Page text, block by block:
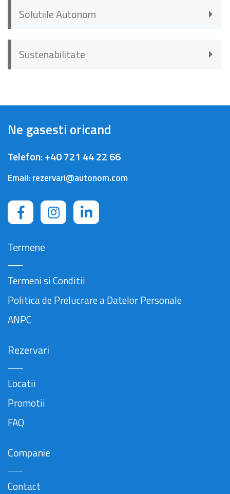
Solutiile Autonom
Sustenabilitate
Ne gasesti oricand
Telefon:+40 721 44 22 66
Email: rezervari@autonom.com
Termene
Termeni si Conditii
Politica de Prelucrare a Datelor Personale
ANPC
Rezervari
Locatii
Promotii
FAQ
Companie
Contact